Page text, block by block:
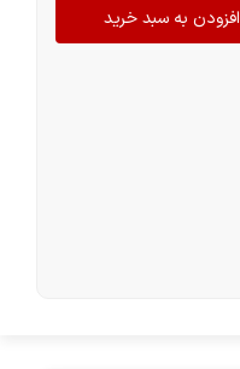
افزودن به سبد خرید